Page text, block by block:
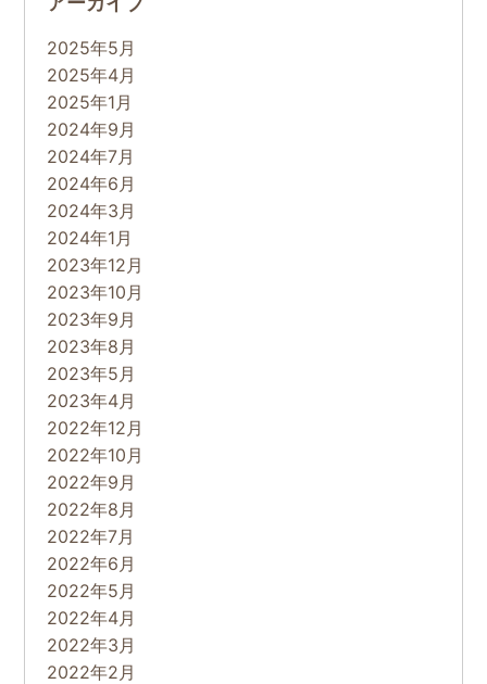
2025年5月
2025年4月
2025年1月
2024年9月
2024年7月
2024年6月
2024年3月
2024年1月
2023年12月
2023年10月
2023年9月
2023年8月
2023年5月
2023年4月
2022年12月
2022年10月
2022年9月
2022年8月
2022年7月
2022年6月
2022年5月
2022年4月
2022年3月
2022年2月